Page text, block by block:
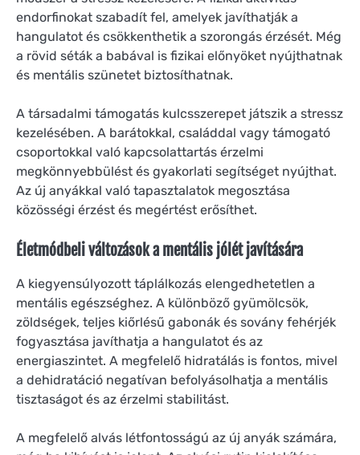
endorfinokat szabadít fel, amelyek javíthatják a
hangulatot és csökkenthetik a szorongás érzését. Még
a rövid séták a babával is fizikai előnyöket nyújthatnak
és mentális szünetet biztosíthatnak.
A társadalmi támogatás kulcsszerepet játszik a stressz
kezelésében. A barátokkal, családdal vagy támogató
csoportokkal való kapcsolattartás érzelmi
megkönnyebbülést és gyakorlati segítséget nyújthat.
Az új anyákkal való tapasztalatok megosztása
közösségi érzést és megértést erősíthet.
Életmódbeli változások a mentális jólét javítására
A kiegyensúlyozott táplálkozás elengedhetetlen a
mentális egészséghez. A különböző gyümölcsök,
zöldségek, teljes kiőrlésű gabonák és sovány fehérjék
fogyasztása javíthatja a hangulatot és az
energiaszintet. A megfelelő hidratálás is fontos, mivel
a dehidratáció negatívan befolyásolhatja a mentális
tisztaságot és az érzelmi stabilitást.
A megfelelő alvás létfontosságú az új anyák számára,